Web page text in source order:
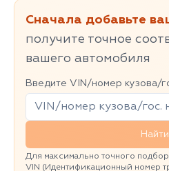
Сначала добавьте
получите точное
вашего автомобиля
Введите VIN/номер кузова/
Найти
Для максимально точного
VIN (Идентификационный номер